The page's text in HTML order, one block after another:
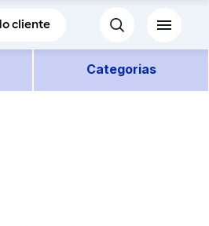
cliente
Categorias